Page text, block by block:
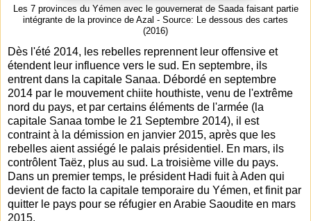
Les 7 provinces du Yémen avec le gouvernerat de Saada faisant partie
intégrante de la province de Azal - Source: Le dessous des cartes
(2016)
Dès l'été 2014, les rebelles reprennent leur offensive et
étendent leur influence vers le sud. En septembre, ils
entrent dans la capitale Sanaa. Débordé en septembre
2014 par le mouvement chiite houthiste, venu de l'extrême
nord du pays, et par certains éléments de l'armée (la
capitale Sanaa tombe le 21 Septembre 2014), il est
contraint à la démission en janvier 2015, après que les
rebelles aient assiégé le palais présidentiel. En mars, ils
contrôlent Taëz, plus au sud. La troisième ville du pays.
Dans un premier temps, le président Hadi fuit à Aden qui
devient de facto la capitale temporaire du Yémen, et finit par
quitter le pays pour se réfugier en Arabie Saoudite en mars
2015.